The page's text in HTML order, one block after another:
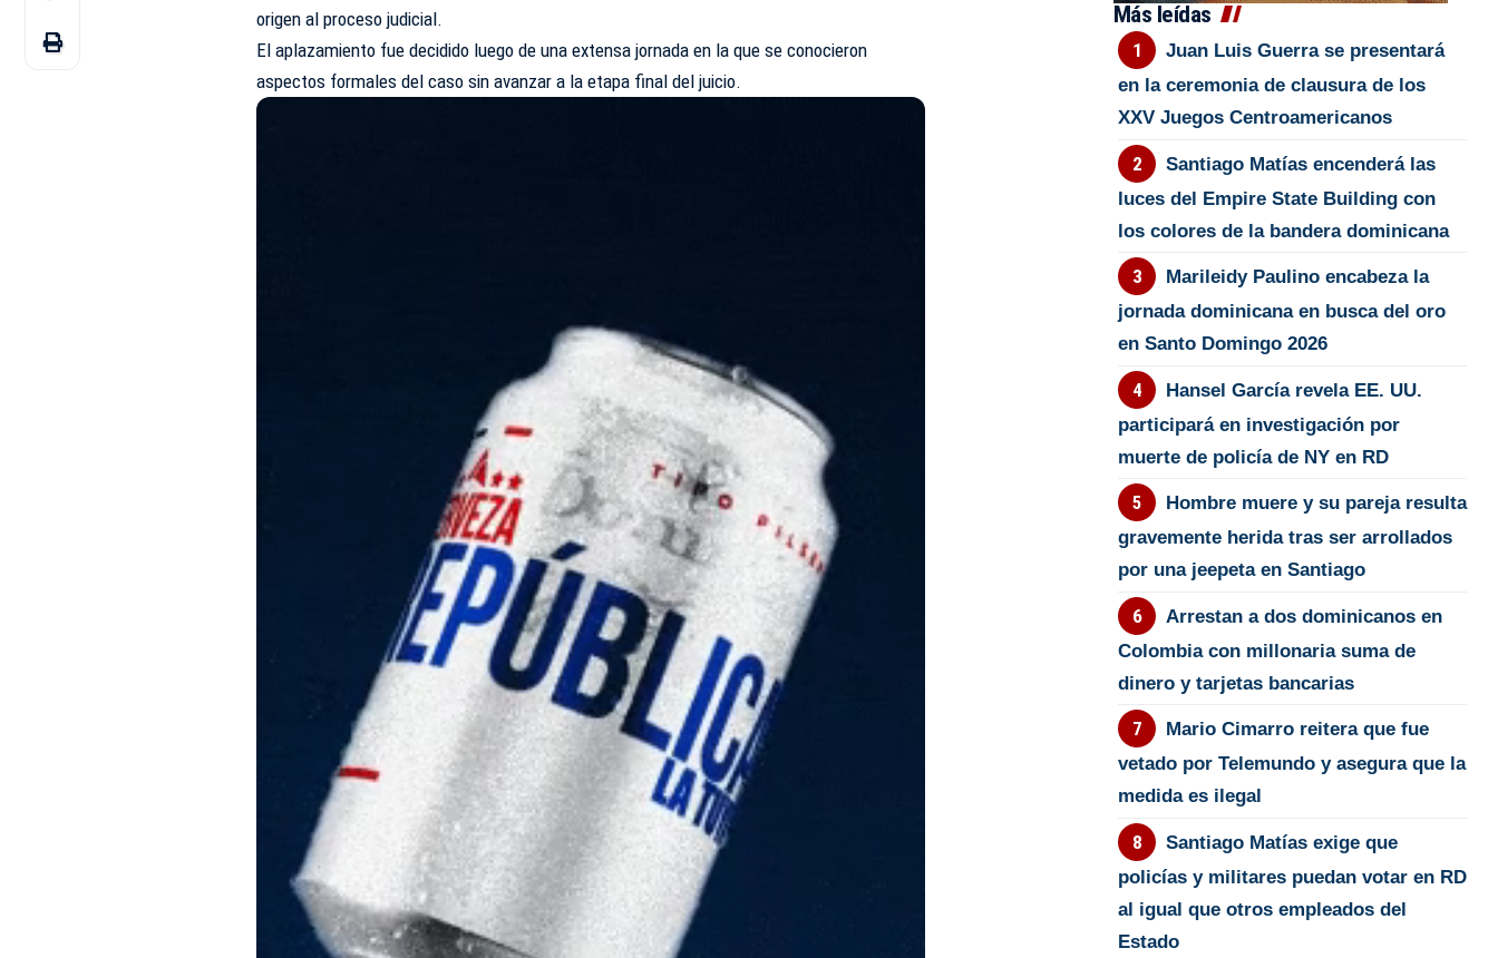
origen al proceso judicial.
El aplazamiento fue decidido luego de una extensa jornada en la que se conocieron
aspectos formales del caso sin avanzar a la etapa final del juicio.
Más leídas
Juan Luis Guerra se presentará
en la ceremonia de clausura de los
XXV Juegos Centroamericanos
Santiago Matías encenderá las
luces del Empire State Building con
los colores de la bandera dominicana
Marileidy Paulino encabeza la
jornada dominicana en busca del oro
en Santo Domingo 2026
Hansel García revela EE. UU.
participará en investigación por
muerte de policía de NY en RD
Hombre muere y su pareja resulta
gravemente herida tras ser arrollados
por una jeepeta en Santiago
Arrestan a dos dominicanos en
Colombia con millonaria suma de
dinero y tarjetas bancarias
Mario Cimarro reitera que fue
vetado por Telemundo y asegura que la
medida es ilegal
Santiago Matías exige que
policías y militares puedan votar en RD
al igual que otros empleados del
Estado